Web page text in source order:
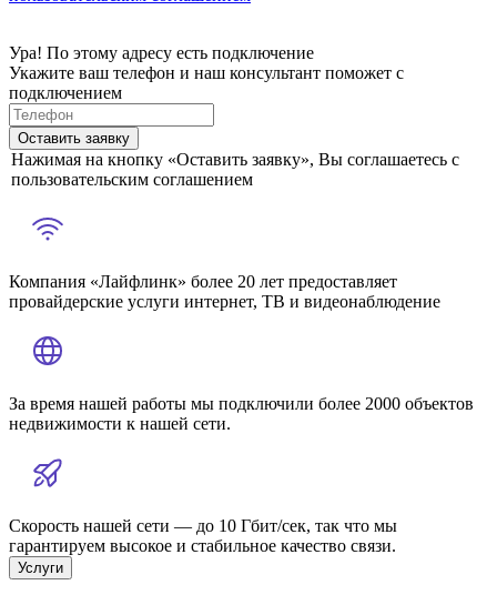
Ура! По этому адресу есть подключение
Укажите ваш телефон и наш консультант поможет с
подключением
Оставить заявку
Нажимая на кнопку «Оставить заявку», Вы соглашаетесь с
пользовательским соглашением
Компания «Лайфлинк» более 20 лет предоставляет
провайдерские услуги интернет, ТВ и видеонаблюдение
За время нашей работы мы подключили более 2000 объектов
недвижимости к нашей сети.
Скорость нашей сети — до 10 Гбит/сек, так что мы
гарантируем высокое и стабильное качество связи.
Услуги